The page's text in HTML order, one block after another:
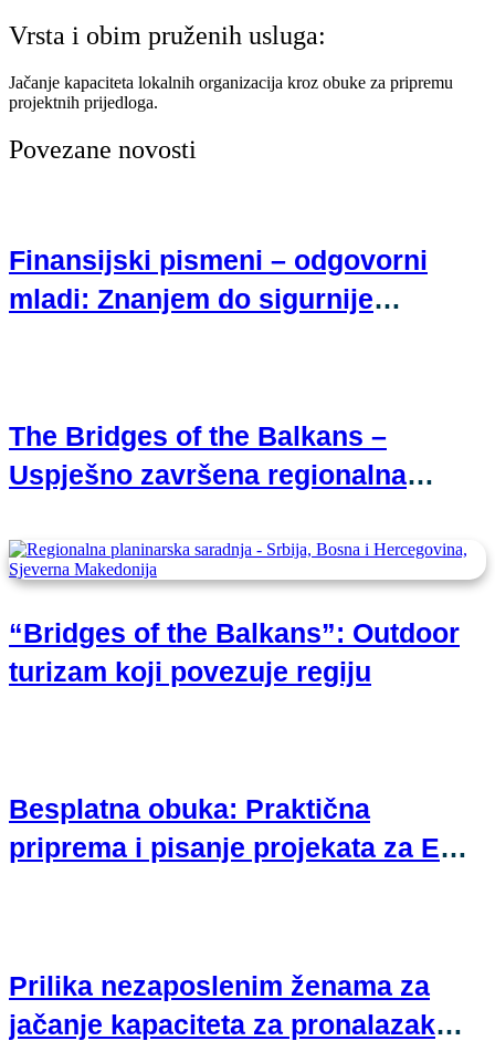
Vrsta i obim pruženih usluga:
Jačanje kapaciteta lokalnih organizacija kroz obuke za pripremu
projektnih prijedloga.
Povezane novosti
Finansijski pismeni – odgovorni
mladi: Znanjem do sigurnije
The Bridges of the Balkans –
Uspješno završena regionalna
“Bridges of the Balkans”: Outdoor
turizam koji povezuje regiju
Besplatna obuka: Praktična
priprema i pisanje projekata za EU
Prilika nezaposlenim ženama za
jačanje kapaciteta za pronalazak